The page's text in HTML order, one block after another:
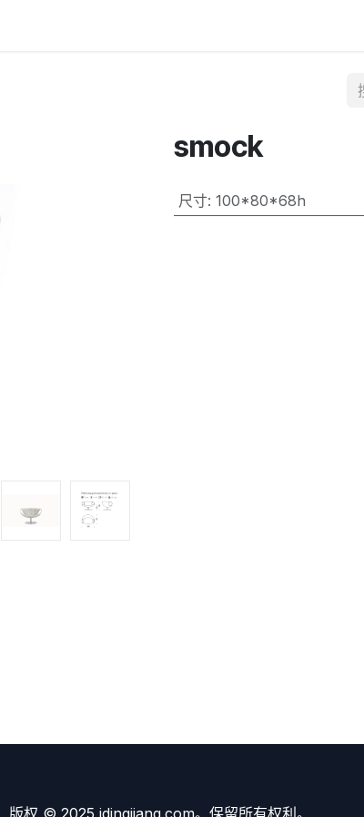
smock
尺寸: 100*80*68h
版权 © 2025 idingjiang.com。保留所有权利。